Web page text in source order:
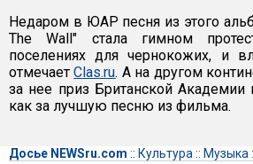
Недаром в ЮАР песня из этого
The Wall" стала гимном
поселениях для чернокожих, и
отмечаетClas.ru. А на другом
за нее приз Британской Академии
как за лучшую песню из фильма.
Досье NEWSru.com :: Культура :: Музыка